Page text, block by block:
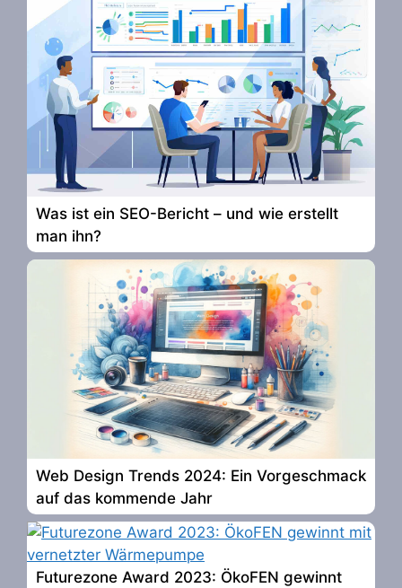
Was ist ein SEO-Bericht – und wie erstellt
man ihn?
Web Design Trends 2024: Ein Vorgeschmack
auf das kommende Jahr
Futurezone Award 2023: ÖkoFEN gewinnt